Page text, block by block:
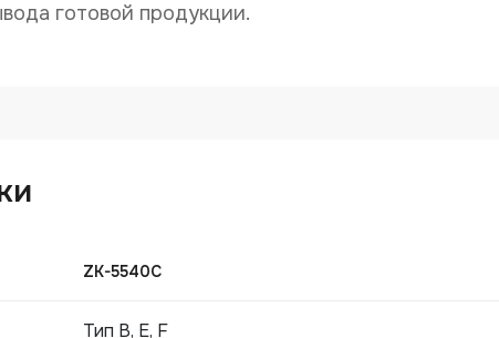
готовой продукции.
ZK-5540С
Тип B, E, F